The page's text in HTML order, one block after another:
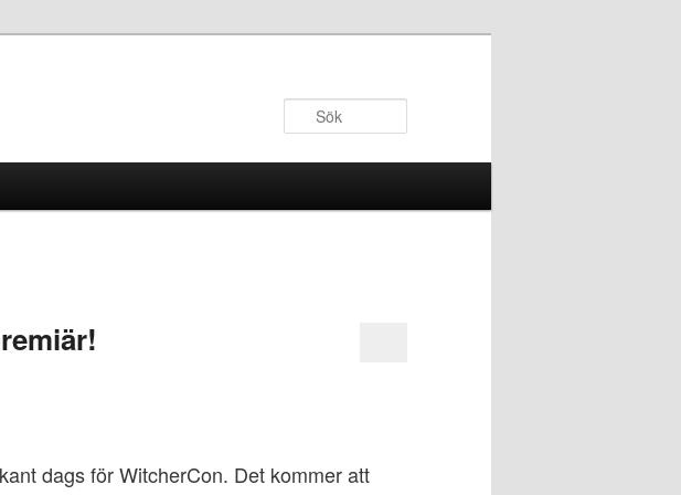
dags för WitcherCon. Det kommer att